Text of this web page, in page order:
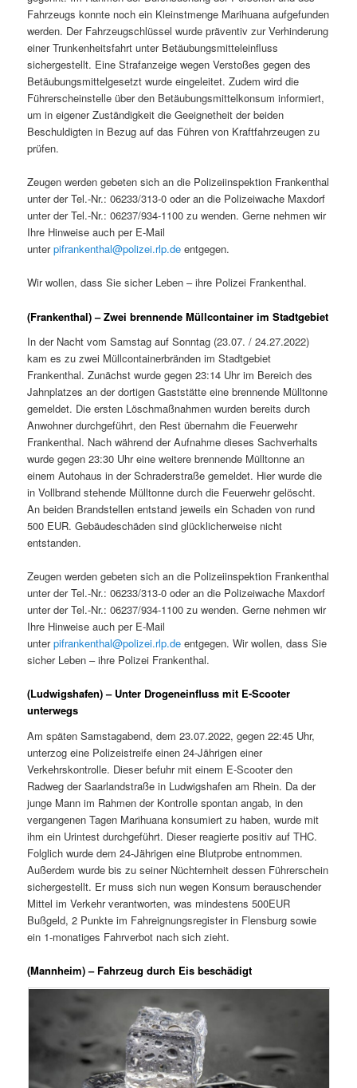
Fahrzeugs konnte noch ein Kleinstmenge Marihuana aufgefunden
werden. Der Fahrzeugschlüssel wurde präventiv zur Verhinderung
einer Trunkenheitsfahrt unter Betäubungsmitteleinfluss
sichergestellt. Eine Strafanzeige wegen Verstoßes gegen des
Betäubungsmittelgesetzt wurde eingeleitet. Zudem wird die
Führerscheinstelle über den Betäubungsmittelkonsum informiert,
um in eigener Zuständigkeit die Geeignetheit der beiden
Beschuldigten in Bezug auf das Führen von Kraftfahrzeugen zu
prüfen.
Zeugen werden gebeten sich an die Polizeiinspektion Frankenthal
unter der Tel.-Nr.: 06233/313-0 oder an die Polizeiwache Maxdorf
unter der Tel.-Nr.: 06237/934-1100 zu wenden. Gerne nehmen wir
Ihre Hinweise auch per E-Mail
unterpifrankenthal@polizei.rlp.de entgegen.
Wir wollen, dass Sie sicher Leben – ihre Polizei Frankenthal.
(Frankenthal) – Zwei brennende Müllcontainer im Stadtgebiet
In der Nacht vom Samstag auf Sonntag (23.07. / 24.27.2022)
kam es zu zwei Müllcontainerbränden im Stadtgebiet
Frankenthal. Zunächst wurde gegen 23:14 Uhr im Bereich des
Jahnplatzes an der dortigen Gaststätte eine brennende Mülltonne
gemeldet. Die ersten Löschmaßnahmen wurden bereits durch
Anwohner durchgeführt, den Rest übernahm die Feuerwehr
Frankenthal. Nach während der Aufnahme dieses Sachverhalts
wurde gegen 23:30 Uhr eine weitere brennende Mülltonne an
einem Autohaus in der Schraderstraße gemeldet. Hier wurde die
in Vollbrand stehende Mülltonne durch die Feuerwehr gelöscht.
An beiden Brandstellen entstand jeweils ein Schaden von rund
500 EUR. Gebäudeschäden sind glücklicherweise nicht
entstanden.
Zeugen werden gebeten sich an die Polizeiinspektion Frankenthal
unter der Tel.-Nr.: 06233/313-0 oder an die Polizeiwache Maxdorf
unter der Tel.-Nr.: 06237/934-1100 zu wenden. Gerne nehmen wir
Ihre Hinweise auch per E-Mail
unterpifrankenthal@polizei.rlp.de entgegen. Wir wollen, dass Sie
sicher Leben – ihre Polizei Frankenthal.
(Ludwigshafen) – Unter Drogeneinfluss mit E-Scooter
unterwegs
Am späten Samstagabend, dem 23.07.2022, gegen 22:45 Uhr,
unterzog eine Polizeistreife einen 24-Jährigen einer
Verkehrskontrolle. Dieser befuhr mit einem E-Scooter den
Radweg der Saarlandstraße in Ludwigshafen am Rhein. Da der
junge Mann im Rahmen der Kontrolle spontan angab, in den
vergangenen Tagen Marihuana konsumiert zu haben, wurde mit
ihm ein Urintest durchgeführt. Dieser reagierte positiv auf THC.
Folglich wurde dem 24-Jährigen eine Blutprobe entnommen.
Außerdem wurde bis zu seiner Nüchternheit dessen Führerschein
sichergestellt. Er muss sich nun wegen Konsum berauschender
Mittel im Verkehr verantworten, was mindestens 500EUR
Bußgeld, 2 Punkte im Fahreignungsregister in Flensburg sowie
ein 1-monatiges Fahrverbot nach sich zieht.
(Mannheim) – Fahrzeug durch Eis beschädigt